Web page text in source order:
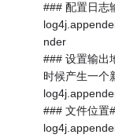
### 配置日志
nder
### 设置输出
时候产生一个
### 文件位置